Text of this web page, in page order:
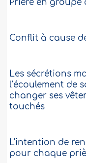
Prière en groupe
Conflit à cause
Les sécrétions
l’écoulement de
changer ses
touchés
L'intention de
pour chaque